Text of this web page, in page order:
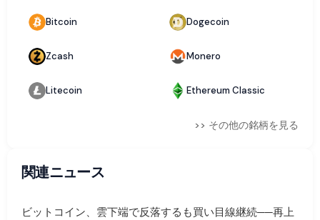
Bitcoin Dogecoin
Zcash Monero
Litecoin Ethereum Classic
>> その他の銘柄を見る
関連ニュース
ビットコイン、雲下端で反落するも買い目線継続──再上